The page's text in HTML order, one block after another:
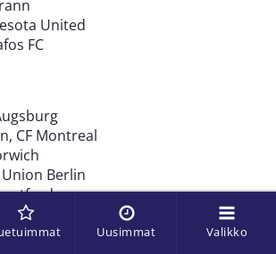
Uusimmat Valikko
United
FC
CF Montreal
Berlin
kutsuttiin joukkueeseen, kun Sauli